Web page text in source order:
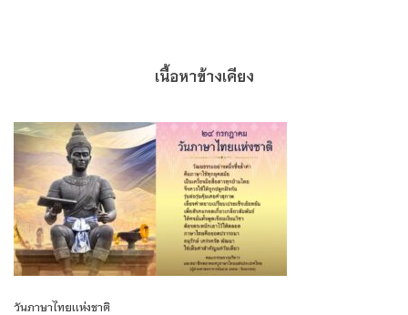
เนื้อหาข้างเคียง
วันภาษาไทยเเห่งชาติ